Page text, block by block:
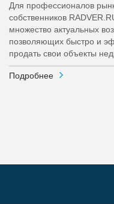
Для профессионалов
собственников
множество актуальных
позволяющих быстро и
продать свои объекты
Подробнее